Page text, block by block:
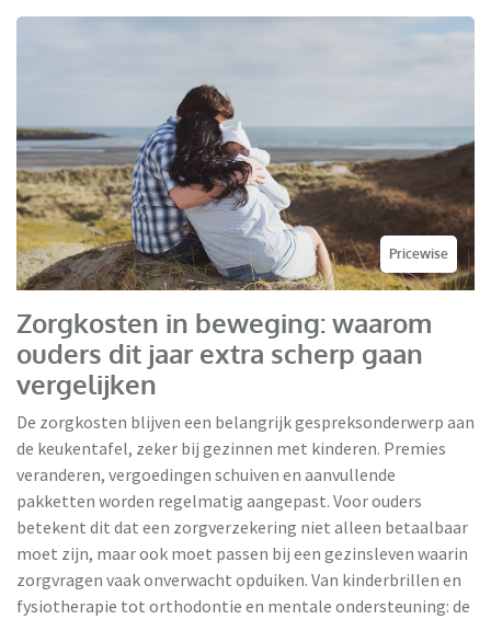
Pricewise
Zorgkosten in beweging: waarom
ouders dit jaar extra scherp gaan
vergelijken
De zorgkosten blijven een belangrijk gespreksonderwerp aan
de keukentafel, zeker bij gezinnen met kinderen. Premies
veranderen, vergoedingen schuiven en aanvullende
pakketten worden regelmatig aangepast. Voor ouders
betekent dit dat een zorgverzekering niet alleen betaalbaar
moet zijn, maar ook moet passen bij een gezinsleven waarin
zorgvragen vaak onverwacht opduiken. Van kinderbrillen en
fysiotherapie tot orthodontie en mentale ondersteuning: de